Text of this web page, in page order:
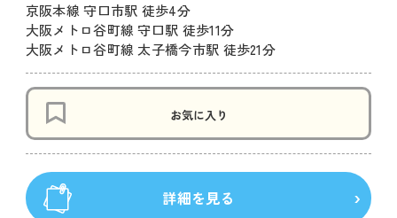
京阪本線 守口市駅 徒歩4分
大阪メトロ谷町線 守口駅 徒歩11分
大阪メトロ谷町線 太子橋今市駅 徒歩21分
お気に入り
詳細を見る